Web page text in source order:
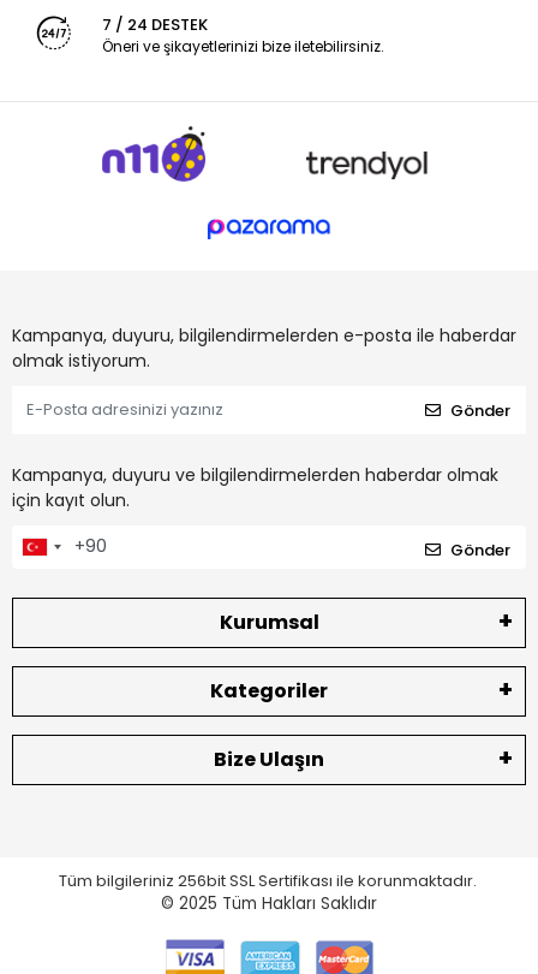
7 / 24 DESTEK
Öneri ve şikayetlerinizi bize iletebilirsiniz.
Kampanya, duyuru, bilgilendirmelerden e-posta ile haberdar
olmak istiyorum.
Gönder
Kampanya, duyuru ve bilgilendirmelerden haberdar olmak
için kayıt olun.
Gönder
Kurumsal
Kategoriler
Bize Ulaşın
Tüm bilgileriniz 256bit SSL Sertifikası ile korunmaktadır.
© 2025 Tüm Hakları Saklıdır